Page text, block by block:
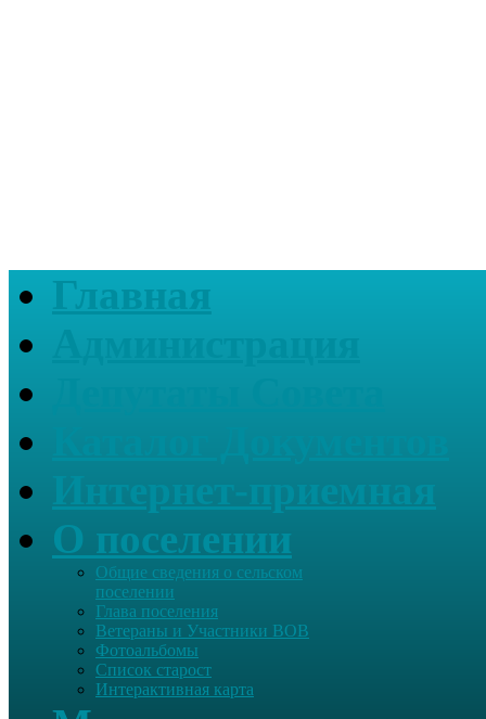
Главная
О поселении
Общие сведения о сельском
поселении
Глава поселения
Ветераны и Участники ВОВ
Фотоальбомы
Список старост
Интерактивная карта